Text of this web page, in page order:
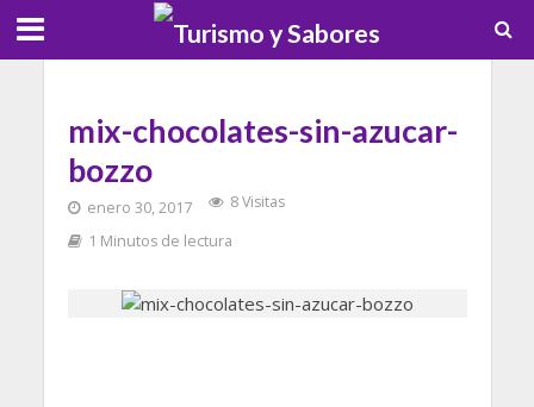
mix-chocolates-sin-azucar-
bozzo
enero 30, 2017
8 Visitas
1 Minutos de lectura